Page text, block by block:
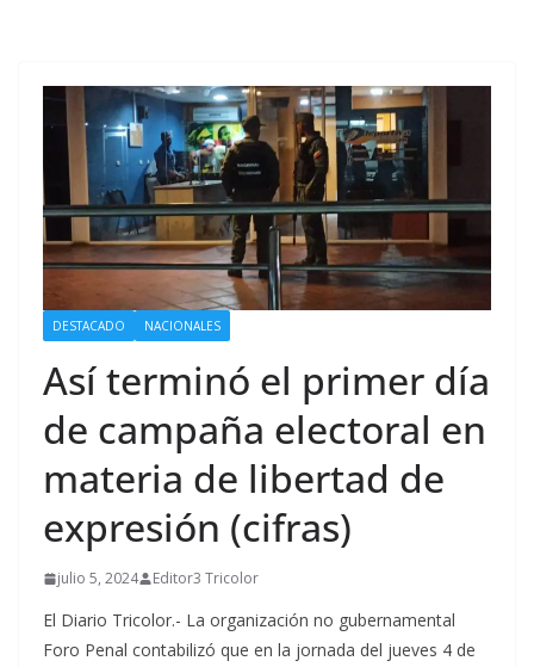
DESTACADO NACIONALES
Así terminó el primer día
de campaña electoral en
materia de libertad de
expresión (cifras)
julio 5, 2024 Editor3 Tricolor
El Diario Tricolor.- La organización no gubernamental
Foro Penal contabilizó que en la jornada del jueves 4 de